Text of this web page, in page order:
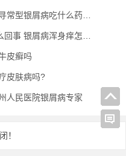
银屑病吃什么药效果好
银屑病浑身痒怎么办
皮癣吗
皮肤病吗?
人民医院银屑病专家
！